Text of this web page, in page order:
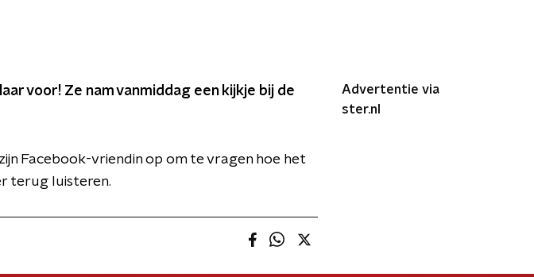
voor! Ze nam vanmiddag een kijkje bij de
Facebook-vriendin op om te vragen hoe het
terug luisteren.
Advertentie via
ster.nl